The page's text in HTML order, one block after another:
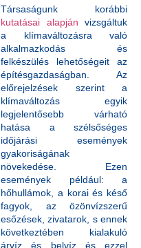
Társaságunk korábbi
kutatásai alapján vizsgáltuk
a klímaváltozásra való
alkalmazkodás és
felkészülés lehetőségeit az
építésgazdaságban. Az
előrejelzések szerint a
klímaváltozás egyik
legjelentősebb várható
hatása a szélsőséges
időjárási események
gyakoriságának
növekedése. Ezen
események például: a
hőhullámok, a korai és késő
fagyok, az özönvízszerű
esőzések, zivatarok, s ennek
következtében kialakuló
árvíz és belvíz és ezzel